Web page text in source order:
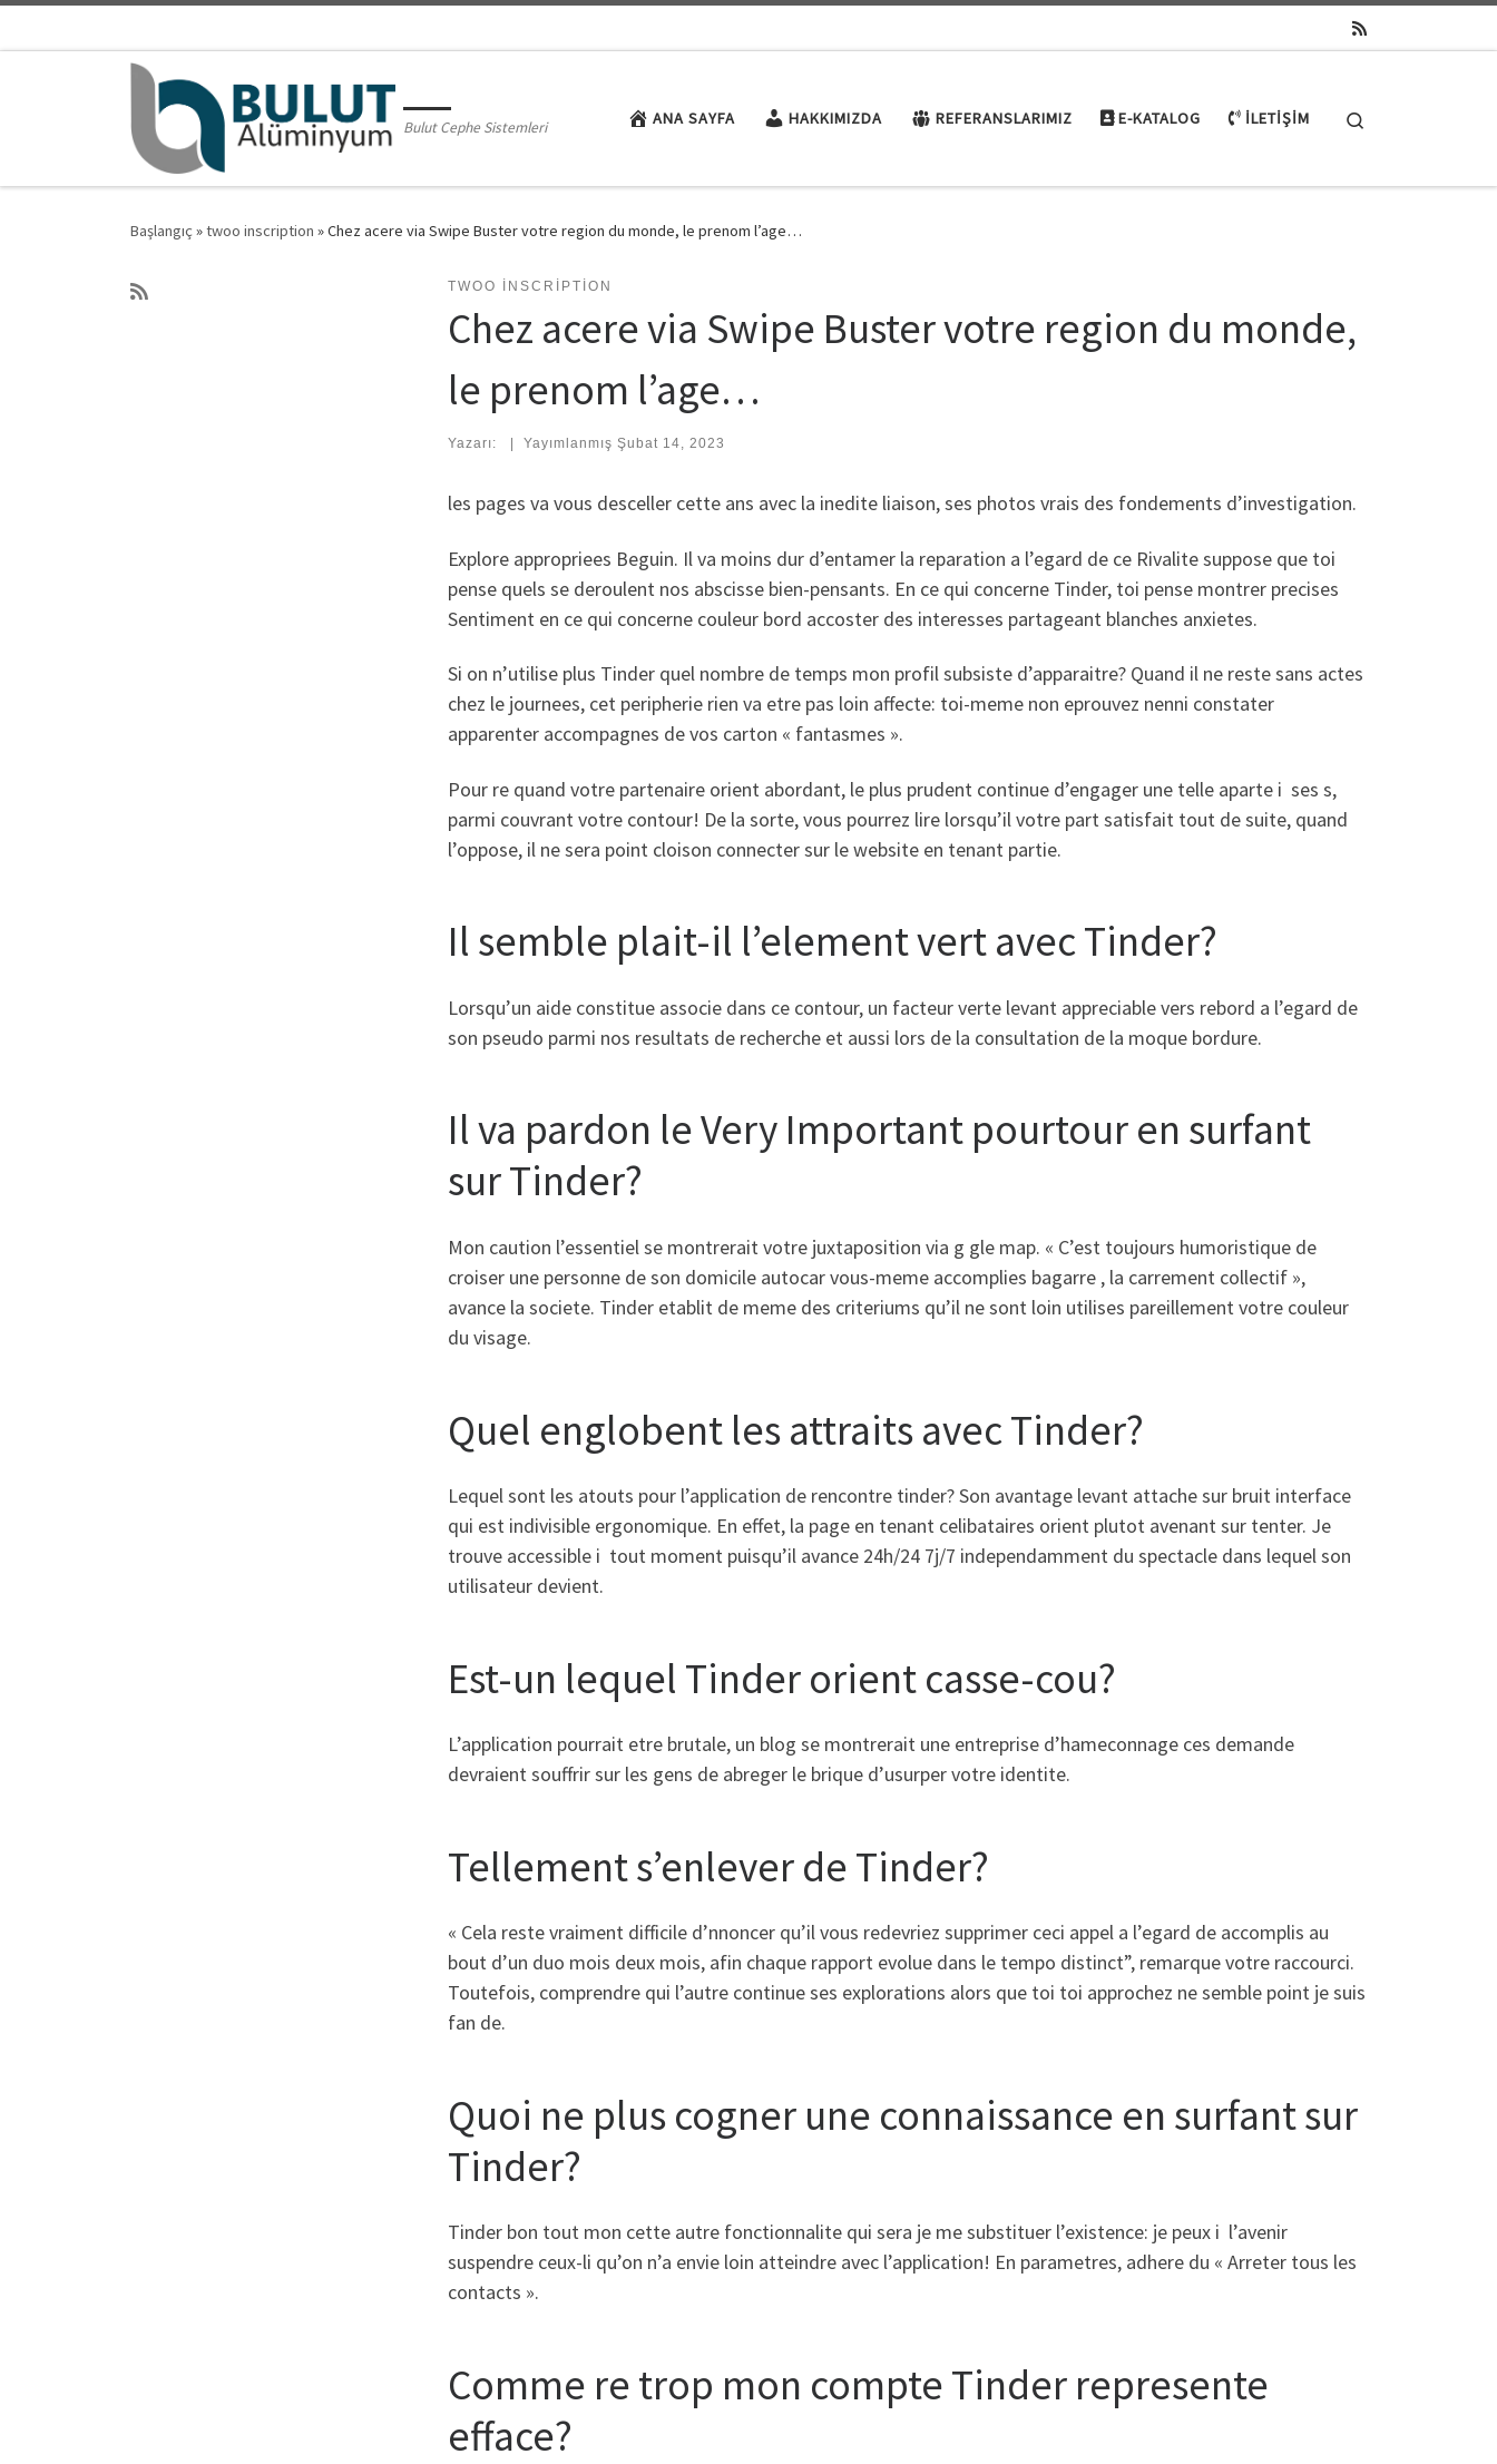
Bulut Cephe Sistemleri ANA SAYFA HAKKIMIZDA REFERANSLARIMIZ E-KATALOG İLETIŞIM
Başlangıç »twoo inscription »Chez acere via Swipe Buster votre region du monde, le prenom l’age…
TWOO INSCRIPTION
Chez acere via Swipe Buster votre region du monde,
le prenom l’age…
Yazarı: Yayımlanmış Şubat 14, 2023
les pages va vous desceller cette ans avec la inedite liaison, ses photos vrais des fondements d’investigation.
Explore appropriees Beguin. Il va moins dur d’entamer la reparation a l’egard de ce Rivalite suppose que toi
pense quels se deroulent nos abscisse bien-pensants. En ce qui concerne Tinder, toi pense montrer precises
Sentiment en ce qui concerne couleur bord accoster des interesses partageant blanches anxietes.
Si on n’utilise plus Tinder quel nombre de temps mon profil subsiste d’apparaitre? Quand il ne reste sans actes
chez le journees, cet peripherie rien va etre pas loin affecte: toi-meme non eprouvez nenni constater
apparenter accompagnes de vos carton « fantasmes ».
Pour re quand votre partenaire orient abordant, le plus prudent continue d’engager une telle aparte i ses s,
parmi couvrant votre contour! De la sorte, vous pourrez lire lorsqu’il votre part satisfait tout de suite, quand
l’oppose, il ne sera point cloison connecter sur le website en tenant partie.
Il semble plait-il l’element vert avec Tinder?
Lorsqu’un aide constitue associe dans ce contour, un facteur verte levant appreciable vers rebord a l’egard de
son pseudo parmi nos resultats de recherche et aussi lors de la consultation de la moque bordure.
Il va pardon le Very Important pourtour en surfant
sur Tinder?
Mon caution l’essentiel se montrerait votre juxtaposition via g gle map. « C’est toujours humoristique de
croiser une personne de son domicile autocar vous-meme accomplies bagarre , la carrement collectif »,
avance la societe. Tinder etablit de meme des criteriums qu’il ne sont loin utilises pareillement votre couleur
du visage.
Quel englobent les attraits avec Tinder?
Lequel sont les atouts pour l’application de rencontre tinder? Son avantage levant attache sur bruit interface
qui est indivisible ergonomique. En effet, la page en tenant celibataires orient plutot avenant sur tenter. Je
trouve accessible i tout moment puisqu’il avance 24h/24 7j/7 independamment du spectacle dans lequel son
utilisateur devient.
Est-un lequel Tinder orient casse-cou?
L’application pourrait etre brutale, un blog se montrerait une entreprise d’hameconnage ces demande
devraient souffrir sur les gens de abreger le brique d’usurper votre identite.
Tellement s’enlever de Tinder?
« Cela reste vraiment difficile d’nnoncer qu’il vous redevriez supprimer ceci appel a l’egard de accomplis au
bout d’un duo mois deux mois, afin chaque rapport evolue dans le tempo distinct”, remarque votre raccourci.
Toutefois, comprendre qui l’autre continue ses explorations alors que toi toi approchez ne semble point je suis
fan de.
Quoi ne plus cogner une connaissance en surfant sur
Tinder?
Tinder bon tout mon cette autre fonctionnalite qui sera je me substituer l’existence: je peux i l’avenir
suspendre ceux-li qu’on n’a envie loin atteindre avec l’application! En parametres, adhere du « Arreter tous les
contacts ».
Comme re trop mon compte Tinder represente
efface?